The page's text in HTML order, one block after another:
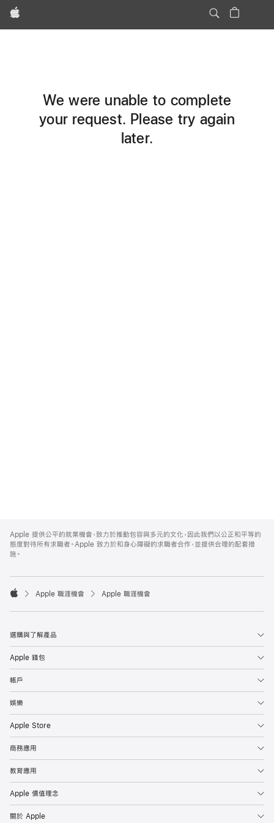
Apple
We were unable to complete
your request. Please try again
later.
Footer
Apple 提供公平的就業機會，致力於推動包容與多元的文化，因此我們以公正和平等的
態度對待所有求職者。Apple 致力於和身心障礙的求職者合作，並提供合理的配套措
施。

Apple 職涯機會 Apple 職涯機會
選購與了解產品
Apple 錢包
帳戶
娛樂
Apple Store
商務應用
教育應用
Apple 價值理念
關於 Apple